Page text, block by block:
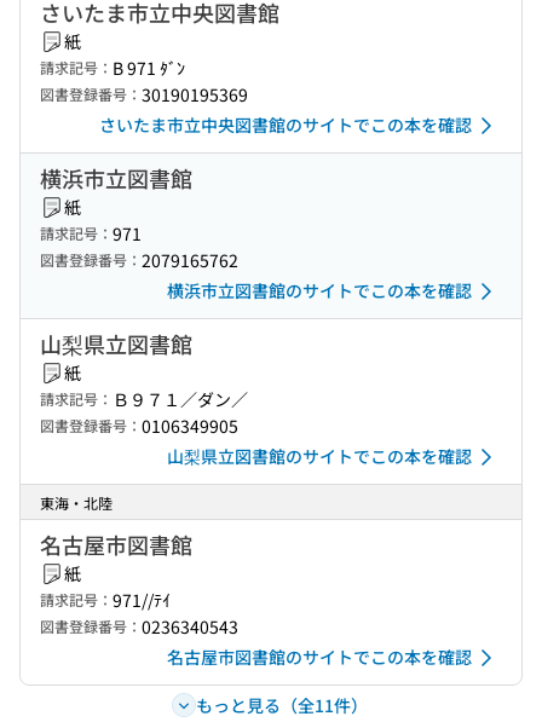
さいたま市立中央図書館
紙
請求記号： B 971 ﾀﾞﾝ
図書登録番号： 30190195369
さいたま市立中央図書館のサイトでこの本を確認
横浜市立図書館
紙
請求記号： 971
図書登録番号： 2079165762
横浜市立図書館のサイトでこの本を確認
山梨県立図書館
紙
請求記号： Ｂ９７１／ダン／
図書登録番号： 0106349905
山梨県立図書館のサイトでこの本を確認
東海・北陸
名古屋市図書館
紙
請求記号： 971//ﾃｲ
図書登録番号： 0236340543
名古屋市図書館のサイトでこの本を確認
もっと見る（全11件）